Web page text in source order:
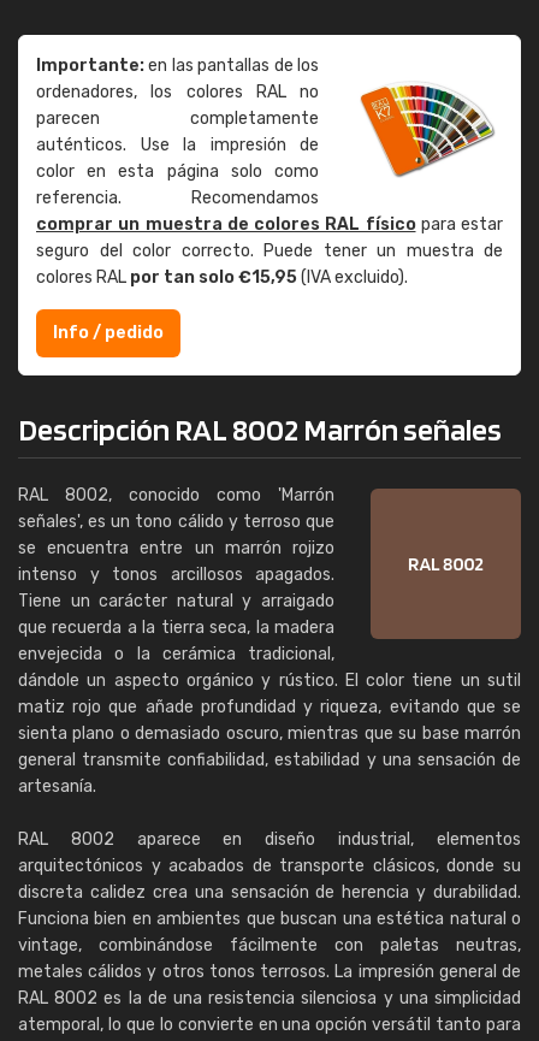
Importante:en las pantallas de los
ordenadores, los colores RAL no
parecen completamente
auténticos. Use la impresión de
color en esta página solo como
referencia. Recomendamos
comprar un muestra de colores RAL físicopara estar
seguro del color correcto. Puede tener un muestra de
colores RAL por tan solo €15,95(IVA excluido).
Info / pedido
Descripción RAL 8002 Marrón señales
RAL 8002, conocido como 'Marrón
señales', es un tono cálido y terroso que
se encuentra entre un marrón rojizo
intenso y tonos arcillosos apagados.
Tiene un carácter natural y arraigado
que recuerda a la tierra seca, la madera
envejecida o la cerámica tradicional,
dándole un aspecto orgánico y rústico. El color tiene un sutil
matiz rojo que añade profundidad y riqueza, evitando que se
sienta plano o demasiado oscuro, mientras que su base marrón
general transmite confiabilidad, estabilidad y una sensación de
artesanía.
RAL 8002 aparece en diseño industrial, elementos
arquitectónicos y acabados de transporte clásicos, donde su
discreta calidez crea una sensación de herencia y durabilidad.
Funciona bien en ambientes que buscan una estética natural o
vintage, combinándose fácilmente con paletas neutras,
metales cálidos y otros tonos terrosos. La impresión general de
RAL 8002 es la de una resistencia silenciosa y una simplicidad
atemporal, lo que lo convierte en una opción versátil tanto para